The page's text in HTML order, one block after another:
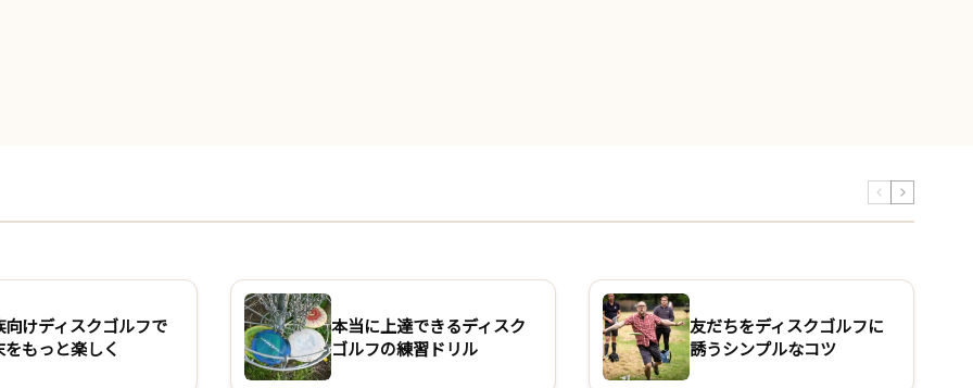
向けディスクゴルフで
をもっと楽しく
本当に上達できるディスク
ゴルフの練習ドリル
友だちをディスクゴルフに
誘うシンプルなコツ